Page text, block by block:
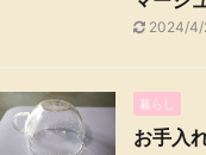
2024/4/
暮らし
お手入